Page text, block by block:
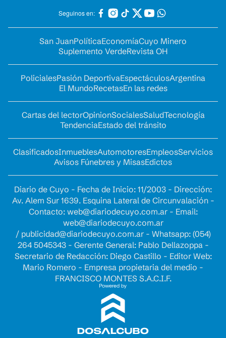
Seguinos en:
San JuanPolíticaEconomíaCuyo Minero
Suplemento VerdeRevista OH
PolicialesPasión DeportivaEspectáculosArgentina
El MundoRecetasEn las redes
Cartas del lectorOpinionSocialesSaludTecnología
TendenciaEstado del tránsito
ClasificadosInmueblesAutomotoresEmpleosServicios
Avisos Fúnebres y MisasEdictos
Diario de Cuyo - Fecha de Inicio: 11/2003 - Dirección:
Av. Alem Sur 1639. Esquina Lateral de Circunvalación -
Contacto: web@diariodecuyo.com.ar- Email:
web@diariodecuyo.com.ar
/ publicidad@diariodecuyo.com.ar- Whatsapp: (054)
264 5045343 - Gerente General: Pablo Dellazoppa -
Secretario de Redacción: Diego Castillo - Editor Web:
Mario Romero - Empresa propietaria del medio -
FRANCISCO MONTES S.A.C.I.F.